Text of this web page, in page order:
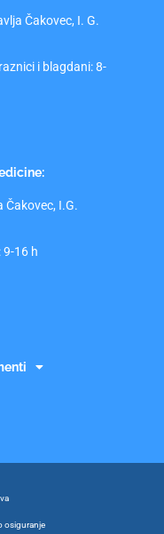
Čakovec, I. G.
i blagdani: 8-
Čakovec, I.G.
9-16 h
osiguranje